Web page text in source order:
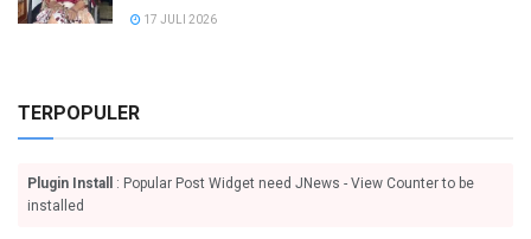
17 JULI 2026
TERPOPULER
Plugin Install
: Popular Post Widget need JNews - View Counter to be
installed